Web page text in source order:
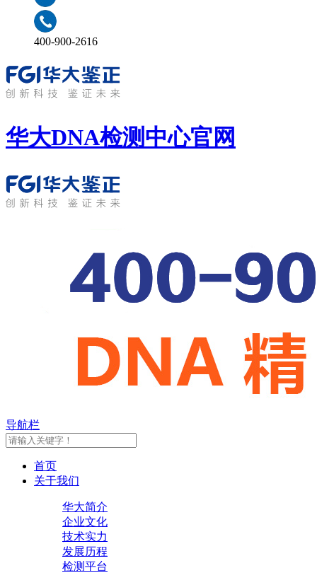
400-900-2616
华大DNA检测中心官网
导航栏
首页
关于我们
华大简介
企业文化
技术实力
发展历程
检测平台